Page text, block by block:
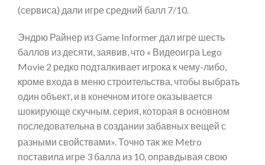
(сервиса) дали игре средний балл 7/10.
Эндрю Райнер из Game Informer дал игре шесть
баллов из десяти, заявив, что « Видеоигра Lego
Movie 2 редко подталкивает игрока к чему-либо,
кроме входа в меню строительства, чтобы выбрать
один объект, и в конечном итоге оказывается
шокирующе скучным. серия, которая в основном
последовательна в создании забавных вещей с
разными свойствами».Точно так же Metro
поставила игре 3 балла из 10, оправдывая свою